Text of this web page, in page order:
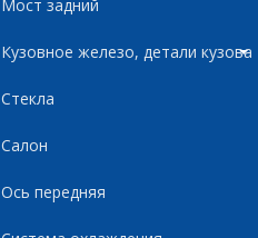
Мост задний
Кузовное железо, детали кузова
Стекла
Салон
Ось передняя